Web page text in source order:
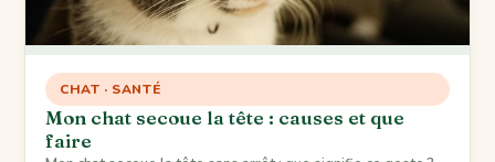
CHAT · SANTÉ
Mon chat secoue la tête : causes et que
faire